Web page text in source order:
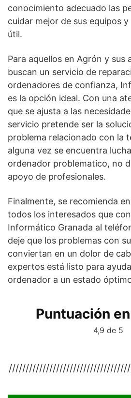
conocimiento adecuado las
cuidar mejor de sus equipos
útil.
Para aquellos en Agrón y sus
buscan un servicio de
ordenadores de confianza,
es la opción ideal. Con una
que se ajusta a las
servicio pretende ser la
problema relacionado con la
alguna vez se encuentra
ordenador problematico, no
apoyo de profesionales.
Finalmente, se recomienda
todos los interesados que
Informático Granada al
deje que los problemas con
conviertan en un dolor de
expertos está listo para
ordenador a un estado
Puntuación
4,9 de 5